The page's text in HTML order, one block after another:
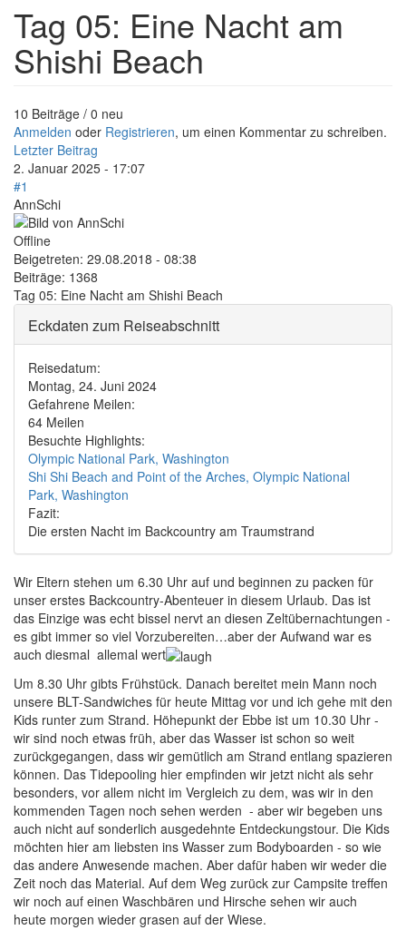
Tag 05: Eine Nacht am
Shishi Beach
10 Beiträge / 0 neu
Anmelden oder Registrieren, um einen Kommentar zu schreiben.
Letzter Beitrag
2. Januar 2025 - 17:07
#1
AnnSchi
Offline
Beigetreten: 29.08.2018 - 08:38
Beiträge: 1368
Tag 05: Eine Nacht am Shishi Beach
Eckdaten zum Reiseabschnitt
Reisedatum:
Montag, 24. Juni 2024
Gefahrene Meilen:
64 Meilen
Besuchte Highlights:
Olympic National Park, Washington
Shi Shi Beach and Point of the Arches, Olympic National
Park, Washington
Fazit:
Die ersten Nacht im Backcountry am Traumstrand
Wir Eltern stehen um 6.30 Uhr auf und beginnen zu packen für
unser erstes Backcountry-Abenteuer in diesem Urlaub. Das ist
das Einzige was echt bissel nervt an diesen Zeltübernachtungen -
es gibt immer so viel Vorzubereiten…aber der Aufwand war es
auch diesmal allemal wert
Um 8.30 Uhr gibts Frühstück. Danach bereitet mein Mann noch
unsere BLT-Sandwiches für heute Mittag vor und ich gehe mit den
Kids runter zum Strand. Höhepunkt der Ebbe ist um 10.30 Uhr -
wir sind noch etwas früh, aber das Wasser ist schon so weit
zurückgegangen, dass wir gemütlich am Strand entlang spazieren
können. Das Tidepooling hier empfinden wir jetzt nicht als sehr
besonders, vor allem nicht im Vergleich zu dem, was wir in den
kommenden Tagen noch sehen werden - aber wir begeben uns
auch nicht auf sonderlich ausgedehnte Entdeckungstour. Die Kids
möchten hier am liebsten ins Wasser zum Bodyboarden - so wie
das andere Anwesende machen. Aber dafür haben wir weder die
Zeit noch das Material. Auf dem Weg zurück zur Campsite treffen
wir noch auf einen Waschbären und Hirsche sehen wir auch
heute morgen wieder grasen auf der Wiese.